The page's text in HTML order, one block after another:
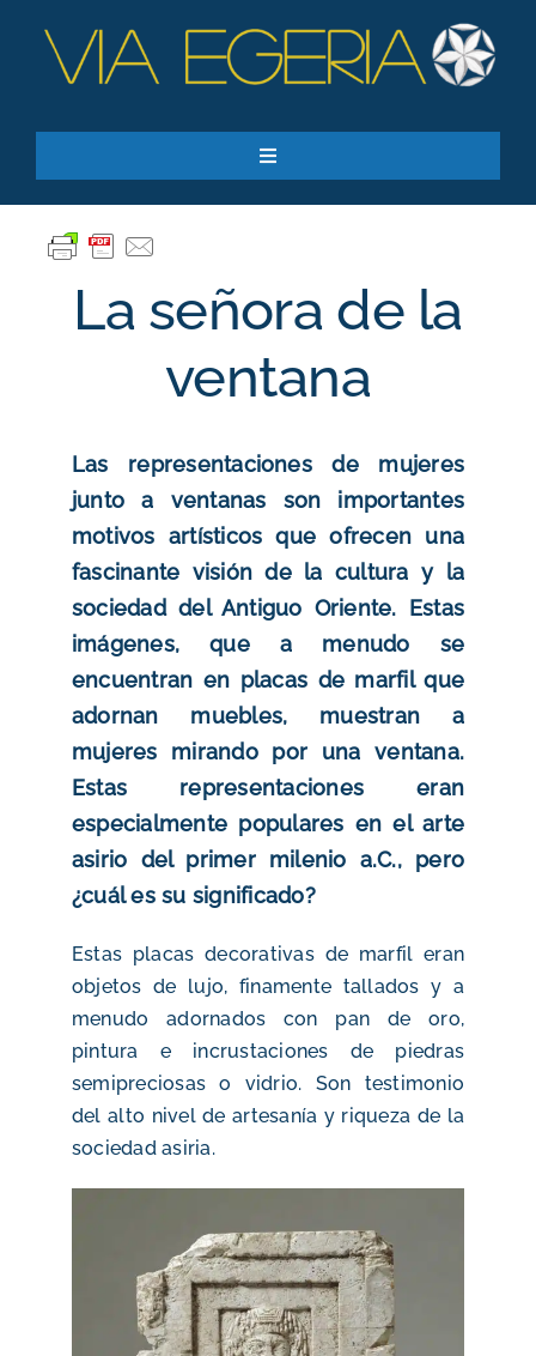
content
Toggle
Recursos
Quiero apoyar
Suscríbase a nuestro boletín
La señora de la
ventana
Las representaciones de mujeres
junto a ventanas son importantes
motivos artísticos que ofrecen una
fascinante visión de la cultura y la
sociedad del Antiguo Oriente. Estas
imágenes, que a menudo se
encuentran en placas de marfil que
adornan muebles, muestran a
mujeres mirando por una ventana.
Estas representaciones eran
especialmente populares en el arte
asirio del primer milenio a.C., pero
¿cuál es su significado?
Estas placas decorativas de marfil eran
objetos de lujo, finamente tallados y a
menudo adornados con pan de oro,
pintura e incrustaciones de piedras
semipreciosas o vidrio. Son testimonio
del alto nivel de artesanía y riqueza de la
sociedad asiria.